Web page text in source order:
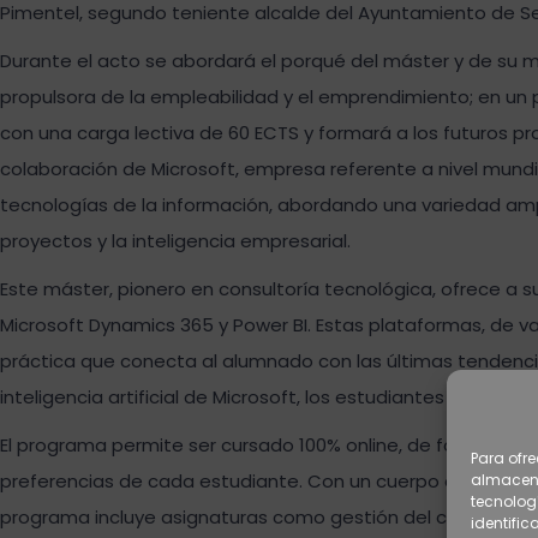
Para
Pimentel, segundo teniente alcalde del Ayuntamiento de
Durante el acto se abordará el porqué del máster y de su
propulsora de la empleabilidad y el emprendimiento; en
con una carga lectiva de 60 ECTS y formará a los futuros
colaboración de Microsoft, empresa referente a nivel
tecnologías de la información, abordando una variedad
proyectos y la inteligencia empresarial.
Este máster, pionero en consultoría tecnológica, ofrece a
Microsoft Dynamics 365 y Power BI. Estas plataformas, de
práctica que conecta al alumnado con las últimas
inteligencia artificial de Microsoft, los estudiantes podrán
El programa permite ser cursado 100% online, de forma
preferencias de cada estudiante. Con un cuerpo docente
programa incluye asignaturas como gestión del cambio e